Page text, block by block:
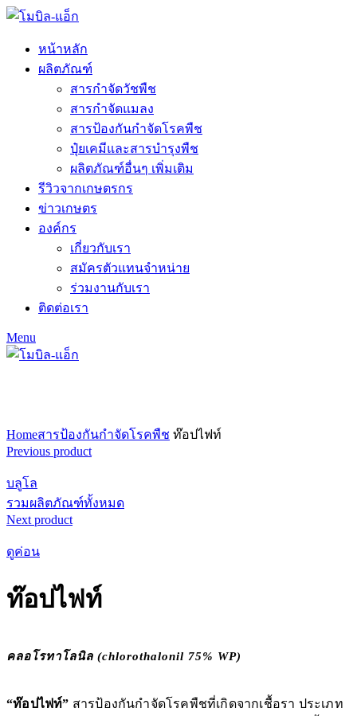
หน้าหลัก
ผลิตภัณฑ์
สารกำจัดวัชพืช
สารกำจัดแมลง
สารป้องกันกำจัดโรคพืช
ปุ๋ยเคมีและสารบำรุงพืช
ผลิตภัณฑ์อื่นๆ เพิ่มเติม
รีวิวจากเกษตรกร
ข่าวเกษตร
องค์กร
เกี่ยวกับเรา
สมัครตัวแทนจำหน่าย
ร่วมงานกับเรา
ติดต่อเรา
Menu
Homeสารป้องกันกำจัดโรคพืช ท๊อปไฟท์
Previous product
บลูโล
รวมผลิตภัณฑ์ทั้งหมด
Next product
ดูค่อน
ท๊อปไฟท์
คลอโรทาโลนิล (chlorothalonil 75% WP)
“ท๊อปไฟท์” สารป้องกันกำจัดโรคพืชที่เกิดจากเชื้อรา ประเภท